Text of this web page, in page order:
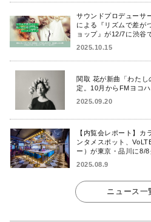
サウンドプロデューサ
による『リズムで差が
ョップ』が12/7に渋谷
2025.10.15
関取 花が新曲「わた
定。10月からFMヨコ
2025.09.20
【内覧会レポート】カ
ンタメスポット、
ー）が東京・品川に8/8
2025.08.9
ニュース一